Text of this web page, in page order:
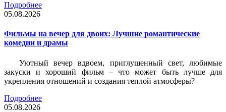
Подробнее
05.08.2026
Фильмы на вечер для двоих: Лучшие романтические
комедии и драмы
Уютный вечер вдвоем, приглушенный свет, любимые
закуски и хороший фильм – что может быть лучше для
укрепления отношений и создания теплой атмосферы?
Подробнее
05.08.2026